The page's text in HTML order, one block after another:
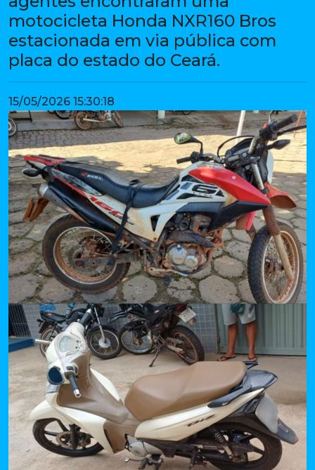
motocicleta Honda NXR160 Bros
estacionada em via pública com
placa do estado do Ceará.
15/05/2026 15:30:18